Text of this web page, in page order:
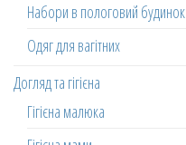
Набори в пологовий будинок
Одяг для вагітних
Догляд та гігієна
Гігієна малюка